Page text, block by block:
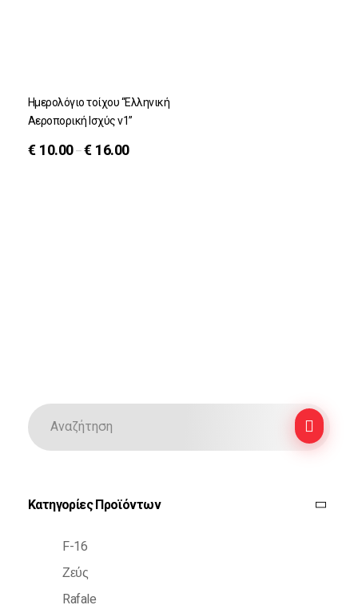
Ημερολόγιο τοίχου “Ελληνική
Αεροπορική Ισχύς v1”
€ 10.00–€ 16.00
Κατηγορίες Προϊόντων
F-16
Ζεύς
Rafale